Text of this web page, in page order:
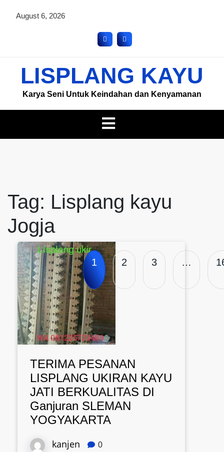
August 6, 2026
LISPLANG KAYU
Karya Seni Untuk Keindahan dan Kenyamanan
Tag: Lisplang kayu
Jogja
TERIMA PESANAN
LISPLANG UKIRAN KAYU
JATI BERKUALITAS DI
Ganjuran SLEMAN
YOGYAKARTA
kanjen 0
1 2 3 …